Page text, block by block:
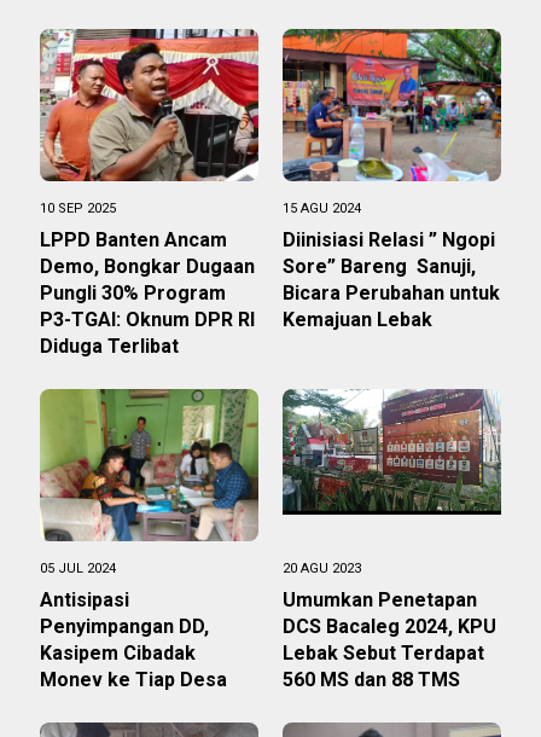
10 SEP 2025
LPPD Banten Ancam
Demo, Bongkar Dugaan
Pungli 30% Program
P3-TGAI: Oknum DPR RI
Diduga Terlibat
15 AGU 2024
Diinisiasi Relasi ” Ngopi
Sore” Bareng Sanuji,
Bicara Perubahan untuk
Kemajuan Lebak
05 JUL 2024
Antisipasi
Penyimpangan DD,
Kasipem Cibadak
Monev ke Tiap Desa
20 AGU 2023
Umumkan Penetapan
DCS Bacaleg 2024, KPU
Lebak Sebut Terdapat
560 MS dan 88 TMS